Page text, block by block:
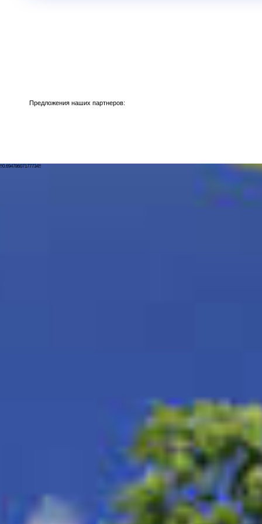
Предложения наших партнеров:
!!0.69478607177734!!